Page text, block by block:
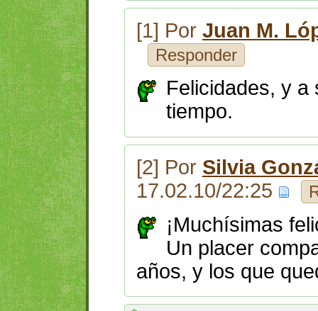
[1] Por Juan M.
Responder
Felicidades, y a
tiempo.
[2] Por Silvia
17.02.10/22:25
¡Muchísimas
Un placer
años, y los que